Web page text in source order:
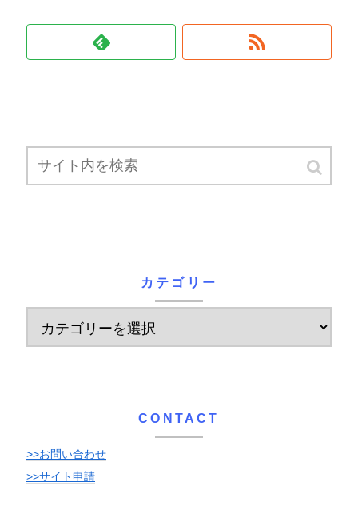
カテゴリー
CONTACT
>>お問い合わせ
>>サイト申請